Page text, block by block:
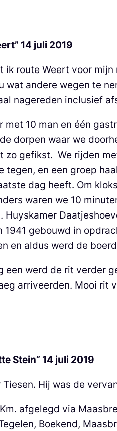
14 juli 2019
ik route Weert voor
wat andere wegen te
nagereden inclusief
met 10 man en één
dorpen waar we
zo gefikst. We rijden
en een groep
dag heeft. Om
waren we 10
1941 gebouwd in
en aldus werd de
een werd de rit verder
arriveerden. Mooi rit
Stein” 14 juli 2019
Hij was de
afgelegd via
Boekend,